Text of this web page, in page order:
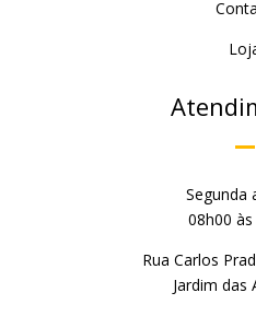
Segunda
08h00
Rua Carlos
Jardim das